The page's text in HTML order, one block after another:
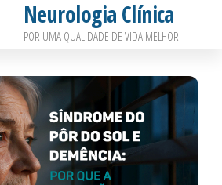
Neurologia Clínica
POR UMA QUALIDADE DE VIDA MELHOR.